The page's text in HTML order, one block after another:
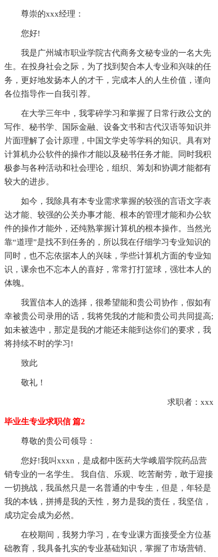
尊崇的xxx经理：
您好!
我是广州城市职业学院古代商务文秘专业的一名大先
生。在投身社会之际，为了找到契合本人专业和兴味的任
务，更好地发扬本人的才干，完成本人的人生价值，谨向
各位指导作一自我引荐。
在大学三年中，我零碎学习和掌握了日常行政公文的
写作、秘书学、国际金融、设备文书和古代汉语等知识并
片面理解了会计原理，中国文学史等学科的知识。具有对
计算机办公软件的操作才能以及秘书任务才能。同时我积
极参与各种活动和社会理论，组织、筹划和协调才能都有
较大的进步。
如今，我除具有本专业需求掌握的较强的言语文字表
达才能、较强的公关办事才能、根本的管理才能和办公软
件的操作才能外，还纯熟掌握计算机的根本操作。当然光
靠“道理”是找不到任务的，所以我在仔细学习专业知识的
同时，也不忘依据本人的兴味，学些计算机方面的专业知
识，课余也不忘本人的喜好，常常打打篮球，强壮本人的
体魄。
我置信本人的选择，很希望能和贵公司协作，假如有
幸被贵公司录用的话，我将凭我的才能和贵公司共同提高;
如未被选中，那定是我的才能还未能到达你们的要求，我
将持续不时的学习!
致此
敬礼！
求职者：xxx
毕业生专业求职信 篇2
尊敬的贵公司领导：
您好!我叫xxxn，是成都中医药大学峨眉学院药品营
销专业的一名学生。 我自信、乐观、吃苦耐劳，敢于迎接
一切挑战，我虽然只是一名普通的中专生，但是，年轻是
我的本钱，拼搏是我的天性，努力是我的责任，我坚信，
成功定会成为必然。
在校期间，我努力学习，在专业课方面接受全方位基
础教育，我具备扎实的专业基础知识，掌握了市场营销、